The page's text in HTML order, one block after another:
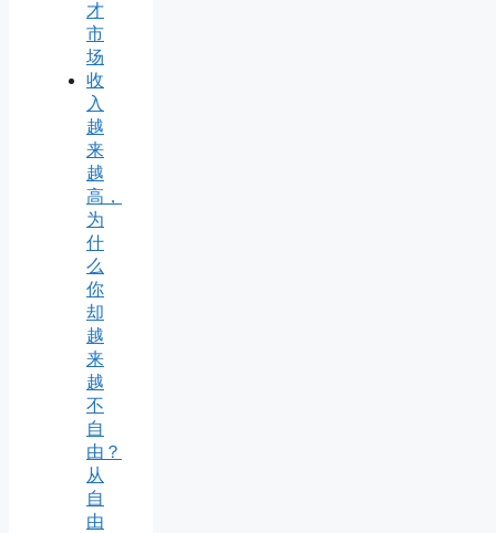
才
市
场
收
入
越
来
越
高，
为
什
么
你
却
越
来
越
不
自
由？
从
自
由